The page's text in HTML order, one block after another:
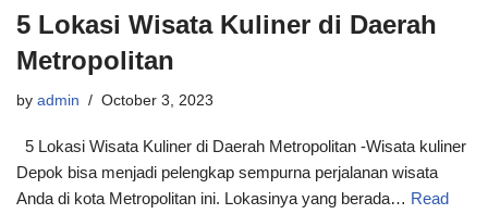
5 Lokasi Wisata Kuliner di Daerah
Metropolitan
by admin October 3, 2023
5 Lokasi Wisata Kuliner di Daerah Metropolitan -Wisata kuliner
Depok bisa menjadi pelengkap sempurna perjalanan wisata
Anda di kota Metropolitan ini. Lokasinya yang berada… Read